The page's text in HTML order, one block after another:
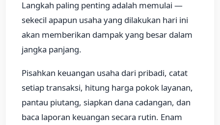
Langkah paling penting adalah memulai —
sekecil apapun usaha yang dilakukan hari ini
akan memberikan dampak yang besar dalam
jangka panjang.
Pisahkan keuangan usaha dari pribadi, catat
setiap transaksi, hitung harga pokok layanan,
pantau piutang, siapkan dana cadangan, dan
baca laporan keuangan secara rutin. Enam